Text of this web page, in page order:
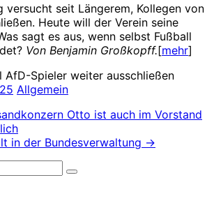
versucht seit Längerem, Kollegen von
Heute will der Verein seine
sagt es aus, wenn selbst Fußball
Von Benjamin Großkopff.[mehr]
AfD-Spieler weiter ausschließen
Allgemein
Otto ist auch im Vorstand
in der Bundesverwaltung →